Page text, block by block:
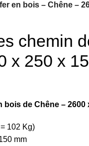
en bois – Chêne –
chemin
x 250 x
de Chêne – 2600
102 Kg)
mm